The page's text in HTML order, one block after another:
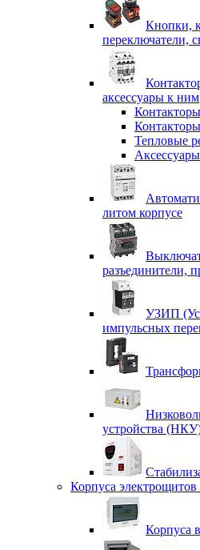
Кнопки,
переключатели,
аксессуары к ним
Контакторы
Тепловые
Аксессуары
литом корпусе
разъединители,
УЗИП
импульсных
устройства
Корпуса
Корпуса